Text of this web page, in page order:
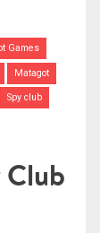
Games
Matagot
Spy club